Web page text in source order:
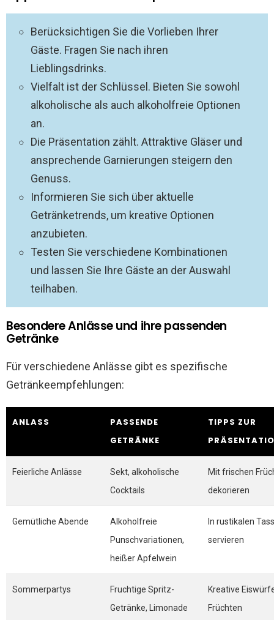
Berücksichtigen Sie die Vorlieben Ihrer
Gäste. Fragen Sie nach ihren
Lieblingsdrinks.
Vielfalt ist der Schlüssel. Bieten Sie sowohl
alkoholische als auch alkoholfreie Optionen
an.
Die Präsentation zählt. Attraktive Gläser und
ansprechende Garnierungen steigern den
Genuss.
Informieren Sie sich über aktuelle
Getränketrends, um kreative Optionen
anzubieten.
Testen Sie verschiedene Kombinationen
und lassen Sie Ihre Gäste an der Auswahl
teilhaben.
Besondere Anlässe und ihre passenden
Getränke
Für verschiedene Anlässe gibt es spezifische
Getränkeempfehlungen:
ANLASS
PASSENDE
GETRÄNKE
TIPPS ZUR
Feierliche Anlässe
Sekt, alkoholische
Cocktails
Mit frischen
dekorieren
Gemütliche Abende
Alkoholfreie
Punschvariationen,
heißer Apfelwein
In rustikalen
servieren
Sommerpartys
Fruchtige Spritz-
Getränke, Limonade
Kreative
Früchten